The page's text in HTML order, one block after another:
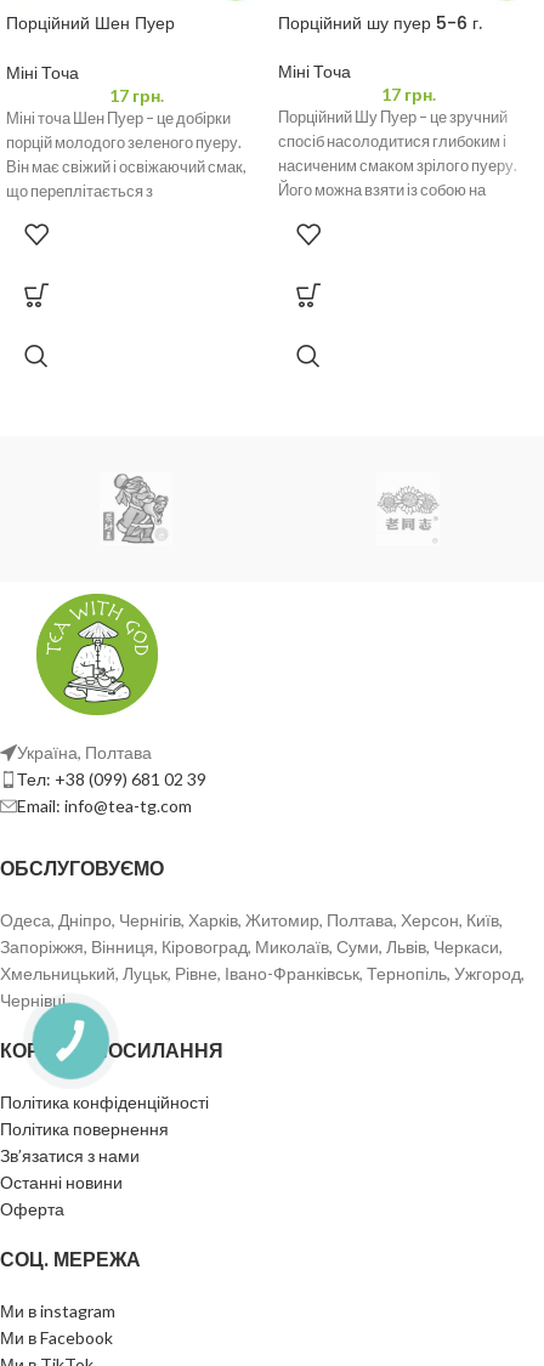
Порційний Шен Пуер
Міні Точа
17грн.
Міні точа Шен Пуер – це добірки
порцій молодого зеленого пуеру.
Він має свіжий і освіжаючий смак,
що переплітається з
Порційний шу пуер 5-6 г.
Міні Точа
17грн.
Порційний Шу Пуер – це зручний
спосіб насолодитися глибоким і
насиченим смаком зрілого пуеру.
Його можна взяти із собою на
Україна, Полтава
Тел: +38 (099) 681 02 39
Email: info@tea-tg.com
ОБСЛУГОВУЄМО
Одеса, Дніпро, Чернігів, Харків, Житомир, Полтава, Херсон, Київ,
Запоріжжя, Вінниця, Кіровоград, Миколаїв, Суми, Львів, Черкаси,
Хмельницький, Луцьк, Рівне, Івано-Франківськ, Тернопіль, Ужгород,
Чернівці.
КОРИСНІ ПОСИЛАННЯ
Політика конфіденційності
Політика повернення
Зв’язатися з нами
Останні новини
Оферта
СОЦ. МЕРЕЖА
Ми в instagram
Ми в Facebook